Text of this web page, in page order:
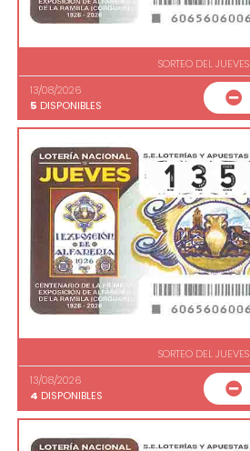
SORTEO DEL JUEVES
13/08/2026
5 DISPONIBLES
SORTEO DEL JUEVES
13/08/2026
4 DISPONIBLES